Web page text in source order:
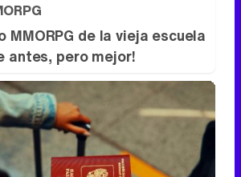
MMORPG de la vieja escuela
antes, pero mejor!